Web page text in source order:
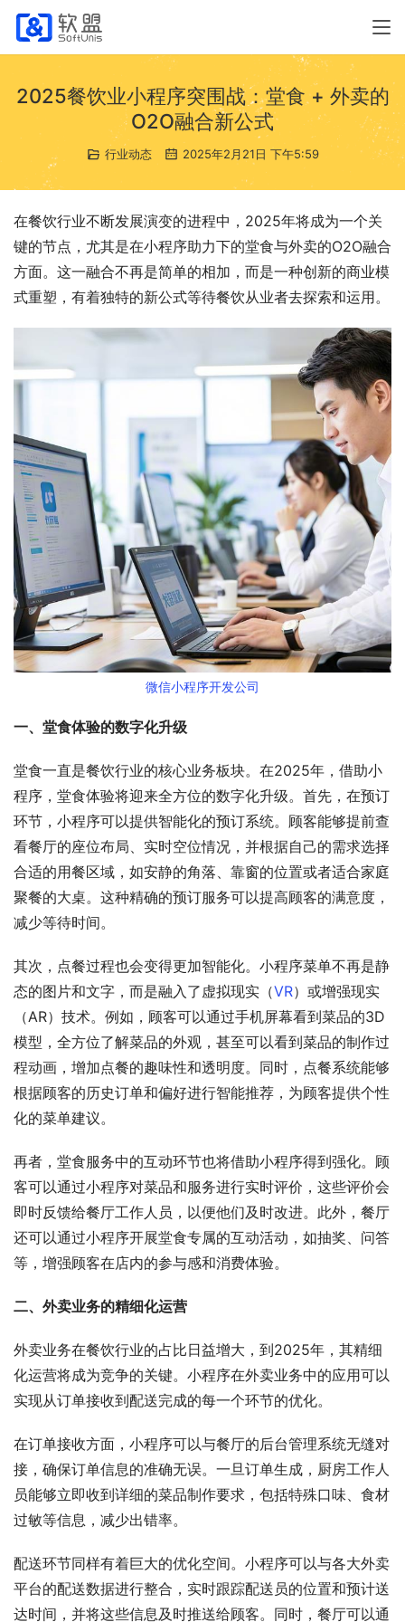
2025餐饮业小程序突围战：堂食 + 外卖的
O2O融合新公式
行业动态 2025年2月21日 下午5:59
在餐饮行业不断发展演变的进程中，2025年将成为一个关
键的节点，尤其是在小程序助力下的堂食与外卖的O2O融合
方面。这一融合不再是简单的相加，而是一种创新的商业模
式重塑，有着独特的新公式等待餐饮从业者去探索和运用。
微信小程序开发公司
一、堂食体验的数字化升级
堂食一直是餐饮行业的核心业务板块。在2025年，借助小
程序，堂食体验将迎来全方位的数字化升级。首先，在预订
环节，小程序可以提供智能化的预订系统。顾客能够提前查
看餐厅的座位布局、实时空位情况，并根据自己的需求选择
合适的用餐区域，如安静的角落、靠窗的位置或者适合家庭
聚餐的大桌。这种精确的预订服务可以提高顾客的满意度，
减少等待时间。
其次，点餐过程也会变得更加智能化。小程序菜单不再是静
态的图片和文字，而是融入了虚拟现实（VR）或增强现实
（AR）技术。例如，顾客可以通过手机屏幕看到菜品的3D
模型，全方位了解菜品的外观，甚至可以看到菜品的制作过
程动画，增加点餐的趣味性和透明度。同时，点餐系统能够
根据顾客的历史订单和偏好进行智能推荐，为顾客提供个性
化的菜单建议。
再者，堂食服务中的互动环节也将借助小程序得到强化。顾
客可以通过小程序对菜品和服务进行实时评价，这些评价会
即时反馈给餐厅工作人员，以便他们及时改进。此外，餐厅
还可以通过小程序开展堂食专属的互动活动，如抽奖、问答
等，增强顾客在店内的参与感和消费体验。
二、外卖业务的精细化运营
外卖业务在餐饮行业的占比日益增大，到2025年，其精细
化运营将成为竞争的关键。小程序在外卖业务中的应用可以
实现从订单接收到配送完成的每一个环节的优化。
在订单接收方面，小程序可以与餐厅的后台管理系统无缝对
接，确保订单信息的准确无误。一旦订单生成，厨房工作人
员能够立即收到详细的菜品制作要求，包括特殊口味、食材
过敏等信息，减少出错率。
配送环节同样有着巨大的优化空间。小程序可以与各大外卖
平台的配送数据进行整合，实时跟踪配送员的位置和预计送
达时间，并将这些信息及时推送给顾客。同时，餐厅可以通